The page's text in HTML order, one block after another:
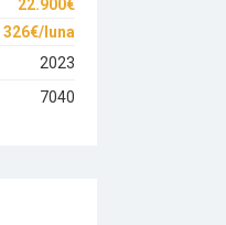
22.900€
326€/luna
2023
7040